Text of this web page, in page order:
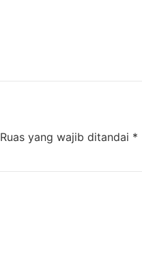
Ruas yang wajib ditandai *